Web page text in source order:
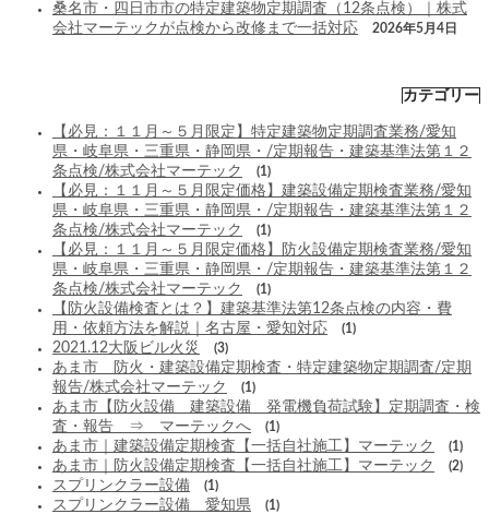
桑名市・四日市市の特定建築物定期調査（12条点検）｜株式
会社マーテックが点検から改修まで一括対応
2026年5月4日
カテゴリー
【必見：１１月～５月限定】特定建築物定期調査業務/愛知
県・岐阜県・三重県・静岡県・/定期報告・建築基準法第１２
条点検/株式会社マーテック
(1)
【必見：１１月～５月限定価格】建築設備定期検査業務/愛知
県・岐阜県・三重県・静岡県・/定期報告・建築基準法第１２
条点検/株式会社マーテック
(1)
【必見：１１月～５月限定価格】防火設備定期検査業務/愛知
県・岐阜県・三重県・静岡県・/定期報告・建築基準法第１２
条点検/株式会社マーテック
(1)
【防火設備検査とは？】建築基準法第12条点検の内容・費
用・依頼方法を解説｜名古屋・愛知対応
(1)
2021.12大阪ビル火災 (3)
あま市 防火・建築設備定期検査・特定建築物定期調査/定期
報告/株式会社マーテック
(1)
あま市【防火設備 建築設備 発電機負荷試験】定期調査・検
査・報告 ⇒ マーテックへ
(1)
あま市｜建築設備定期検査【一括自社施工】マーテック (1)
あま市｜防火設備定期検査【一括自社施工】マーテック (2)
スプリンクラー設備 (1)
スプリンクラー設備 愛知県 (1)